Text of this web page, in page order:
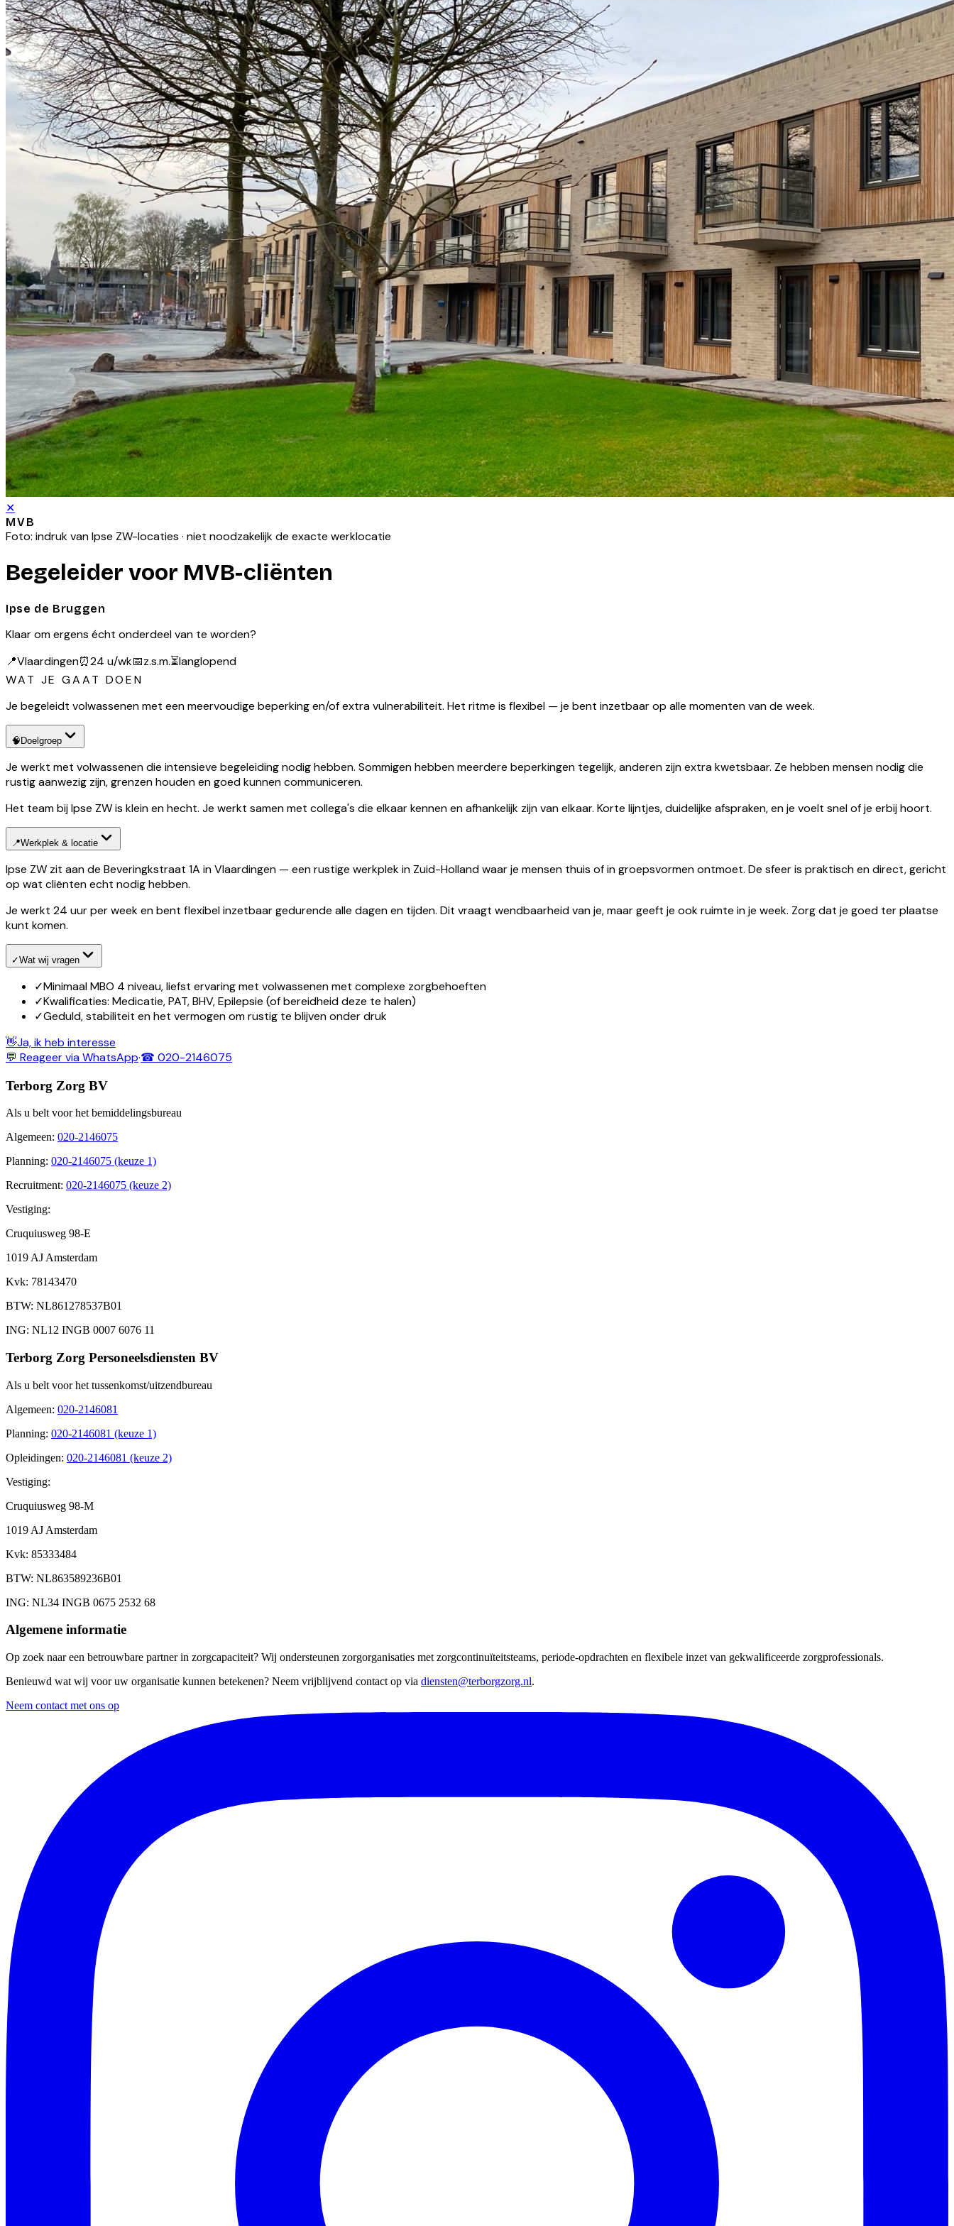
✕
MVB
Foto: indruk vanIpse ZW-locaties · niet noodzakelijk de exacte werklocatie
Begeleider voor MVB-cliënten
Ipse de Bruggen
Klaar om ergens écht onderdeel van te worden?
📍Vlaardingen⏰24 u/wk📅z.s.m.⏳langlopend
WAT JE GAAT DOEN
Je begeleidt volwassenen met een meervoudige beperking en/of extra vulnerabiliteit. Het ritme is flexibel — je bent inzetbaar op alle momenten van de week.
🧠 Doelgroep
Je werkt met volwassenen die intensieve begeleiding nodig hebben. Sommigen hebben meerdere beperkingen tegelijk, anderen zijn extra kwetsbaar. Ze hebben mensen nodig die
rustig aanwezig zijn, grenzen houden en goed kunnen communiceren.
Het team bij Ipse ZW is klein en hecht. Je werkt samen met collega's die elkaar kennen en afhankelijk zijn van elkaar. Korte lijntjes, duidelijke afspraken, en je voelt snel of je erbij hoort.
📍Werkplek & locatie
Ipse ZW zit aan de Beveringkstraat 1A in Vlaardingen — een rustige werkplek in Zuid-Holland waar je mensen thuis of in groepsvormen ontmoet. De sfeer is praktisch en direct, gericht
op wat cliënten echt nodig hebben.
Je werkt 24 uur per week en bent flexibel inzetbaar gedurende alle dagen en tijden. Dit vraagt wendbaarheid van je, maar geeft je ook ruimte in je week. Zorg dat je goed ter plaatse
kunt komen.
✓Wat wij vragen
✓Minimaal MBO 4 niveau, liefst ervaring met volwassenen met complexe zorgbehoeften
✓Kwalificaties: Medicatie, PAT, BHV, Epilepsie (of bereidheid deze te halen)
✓Geduld, stabiliteit en het vermogen om rustig te blijven onder druk
👋Ja, ik heb interesse
💬 Reageer via WhatsApp·☎ 020-2146075
Terborg Zorg BV
Als u belt voor het bemiddelingsbureau
Algemeen: 020-2146075
Planning: 020-2146075 (keuze 1)
Recruitment: 020-2146075 (keuze 2)
Vestiging:
Cruquiusweg 98-E
1019 AJ Amsterdam
Kvk: 78143470
BTW: NL861278537B01
ING: NL12 INGB 0007 6076 11
Terborg Zorg Personeelsdiensten BV
Als u belt voor het tussenkomst/uitzendbureau
Algemeen: 020-2146081
Planning: 020-2146081 (keuze 1)
Opleidingen: 020-2146081 (keuze 2)
Vestiging:
Cruquiusweg 98-M
1019 AJ Amsterdam
Kvk: 85333484
BTW: NL863589236B01
ING: NL34 INGB 0675 2532 68
Algemene informatie
Op zoek naar een betrouwbare partner in zorgcapaciteit? Wij ondersteunen zorgorganisaties met zorgcontinuïteitsteams, periode-opdrachten en flexibele inzet van gekwalificeerde zorgprofessionals.
Benieuwd wat wij voor uw organisatie kunnen betekenen? Neem vrijblijvend contact op via diensten@terborgzorg.nl.
Neem contact met ons op